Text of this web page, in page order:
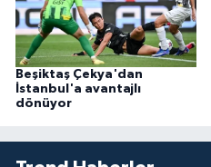
Beşiktaş Çekya'dan
İstanbul'a avantajlı
dönüyor